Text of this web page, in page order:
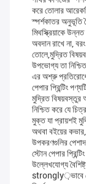
করে তোলার
স্পর্শকাতর অনুভূতি
মিথস্ক্রিয়াকে
অবদান রাখে না,
তোলে,মুদ্রিত
উপভোগ্য তা
এর অশ্রু
পেপার প্রিন্টিং
মুদ্রিত বিষয়বস্তুর
নিশ্চিত করে যে
মুক্ত যা প্রায়শই
অথবা বইয়ের কভার,
উপকরণগুলির
স্টোন পেপার
উল্লেখযোগ্য
strongly়ভাবে